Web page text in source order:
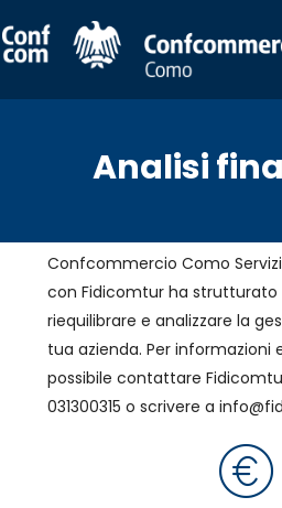
Analisi
Confcommercio Como
con Fidicomtur ha strutturato
riequilibrare e analizzare la
tua azienda. Per
possibile contattare
031300315 o scrivere a